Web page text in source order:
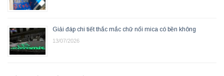
Giải đáp chi tiết thắc mắc chữ nổi mica có bền không
13/07/2026